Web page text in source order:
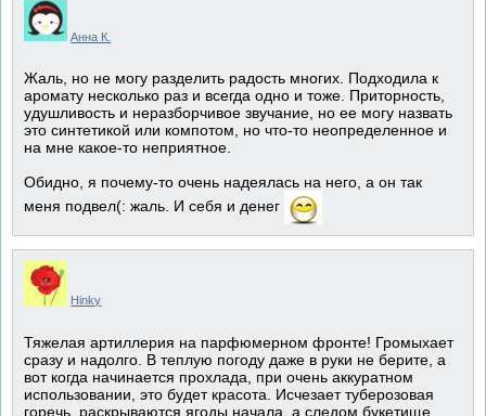
Анна К.
Жаль, но не могу разделить радость многих. Подходила к
аромату несколько раз и всегда одно и тоже. Приторность,
удушливость и неразборчивое звучание, но ее могу назвать
это синтетикой или компотом, но что-то неопределенное и
на мне какое-то неприятное.
Обидно, я почему-то очень надеялась на него, а он так
меня подвел(: жаль. И себя и денег
Hinky
Тяжелая артиллерия на парфюмерном фронте! Громыхает
сразу и надолго. В теплую погоду даже в руки не берите, а
вот когда начинается прохлада, при очень аккуратном
использовании, это будет красота. Исчезает туберозовая
горечь, раскрываются ягоды начала, а следом букетище